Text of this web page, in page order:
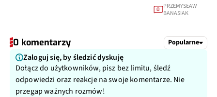
0 PRZEMYSŁAW
BANASIAK
0 komentarzy Popularne
Zaloguj się, by śledzić dyskuję
Dołącz do użytkowników, pisz bez limitu, śledź
odpowiedzi oraz reakcje na swoje komentarze. Nie
przegap ważnych rozmów!